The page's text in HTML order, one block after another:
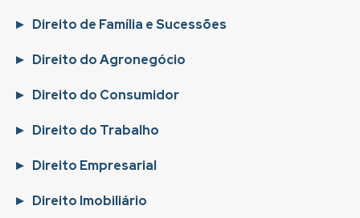
Direito de Família e Sucessões
Direito do Agronegócio
Direito do Consumidor
Direito do Trabalho
Direito Empresarial
Direito Imobiliário